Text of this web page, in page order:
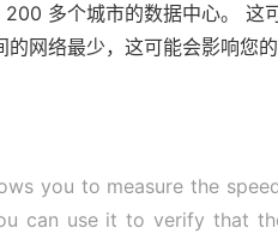
多个城市的数据中心。 这
网络最少，这可能会影响您的
you to measure the
can use it to verify that